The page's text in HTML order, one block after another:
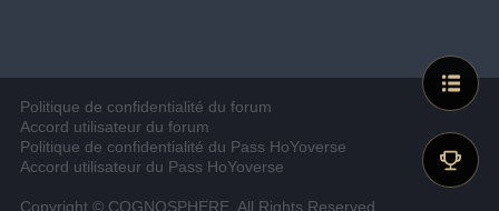
Politique de confidentialité du forum
Accord utilisateur du forum
Politique de confidentialité du Pass HoYoverse
Accord utilisateur du Pass HoYoverse
Copyright © COGNOSPHERE. All Rights Reserved.